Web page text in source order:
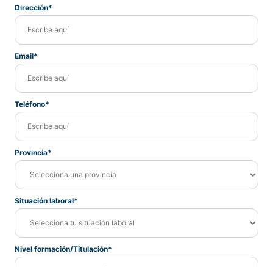
Dirección*
Email*
Teléfono*
Provincia*
Situación laboral*
Nivel formación/Titulación*